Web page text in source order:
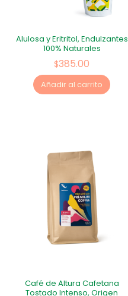
Alulosa y Eritritol, Endulzantes
100% Naturales
$385.00
Añadir al carrito
Café de Altura Cafetana
Tostado Intenso, Origen